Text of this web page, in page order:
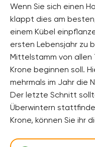
Wenn Sie sich einen
klappt dies am
einem Kübel
ersten Lebensjahr zu
Mittelstamm von allen
Krone beginnen soll.
mehrmals im Jahr die
Der letzte Schnitt
Überwintern
Krone, können Sie ihr